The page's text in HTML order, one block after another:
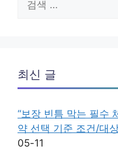
색:
최신 글
“보장 빈틈 막는 필수
약 선택 기준 조건/대
05-11